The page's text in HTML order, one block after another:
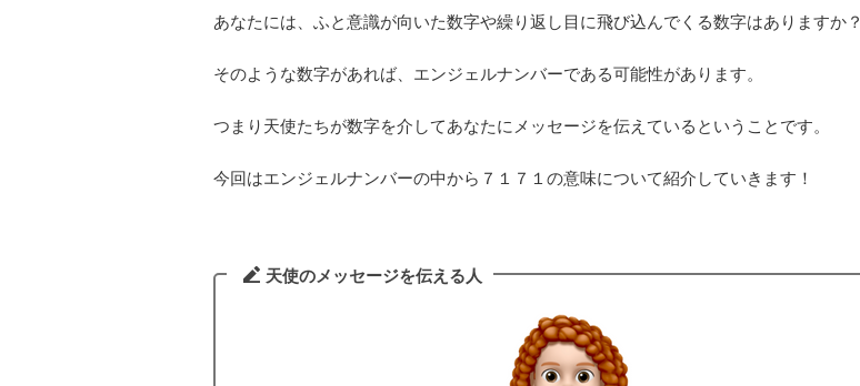
あなたには、ふと意識が向いた数字や繰り返し目に飛び込んでくる数字はありますか？
そのような数字があれば、エンジェルナンバーである可能性があります。
つまり天使たちが数字を介してあなたにメッセージを伝えているということです。
今回はエンジェルナンバーの中から７１７１の意味について紹介していきます！
天使のメッセージを伝える人